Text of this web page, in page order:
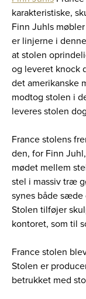
karakteristiske,
Finn Juhls
er linjerne i
at stolen
og leveret knock
det amerikanske
modtog stolen i
leveres stolen
France stolens
den, for Finn
mødet mellem
stel i massiv træ
synes både
Stolen tilføjer
kontoret, som til
France stolen
Stolen er
betrukket med